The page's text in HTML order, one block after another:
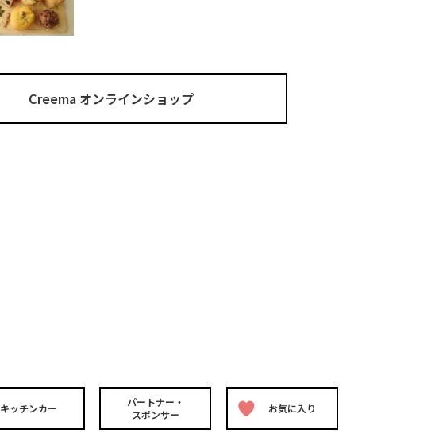
Creema オンラインショップ
キッチンカー
パートナー・
スポンサー
お気に入り